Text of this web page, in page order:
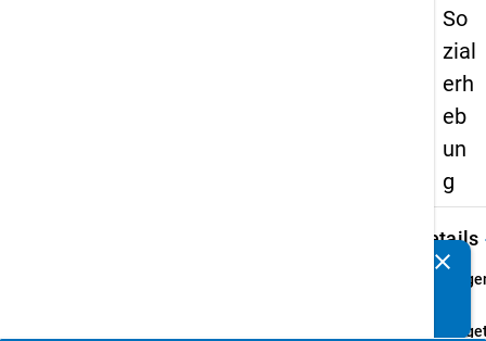
So
zial
erh
eb
un
g
Details
clear